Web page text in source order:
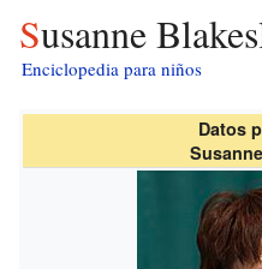
Susanne
Enciclopedia para niños
Datos